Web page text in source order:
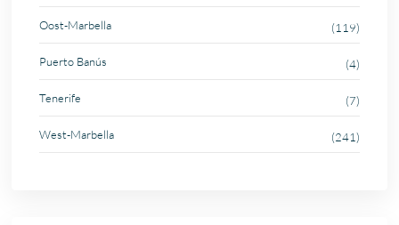
Oost-Marbella (119)
Puerto Banús (4)
Tenerife (7)
West-Marbella (241)